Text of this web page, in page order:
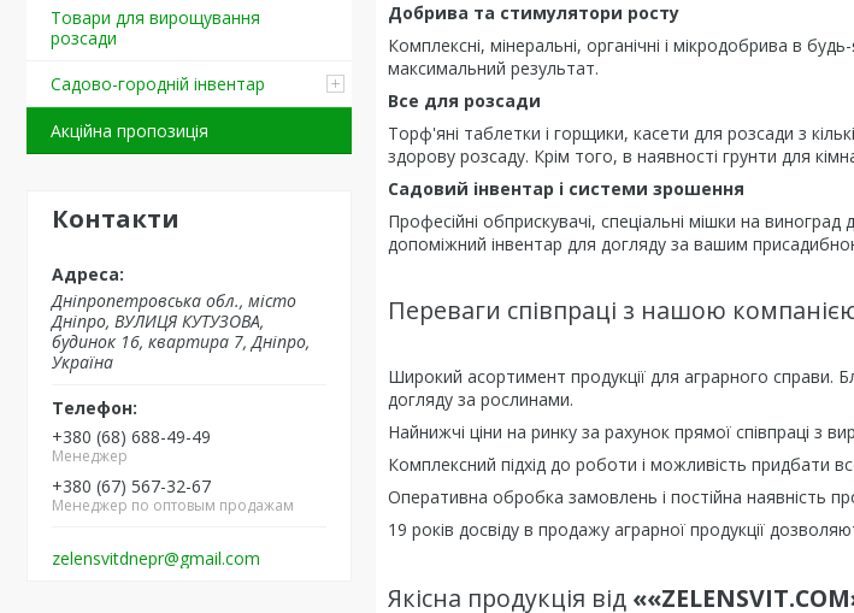
Товари для вирощування
розсади
Садово-городній інвентар
Акційна пропозиція
Контакти
Дніпропетровська обл., місто
Дніпро, ВУЛИЦЯ КУТУЗОВА,
будинок 16, квартира 7, Дніпро,
Україна
+380 (68) 688-49-49
Менеджер
+380 (67) 567-32-67
Менеджер по оптовым продажам
zelensvitdnepr@gmail.com
Добрива та стимулятори росту
Комплексні, мінеральні, органічні і мікродобрива в
максимальний результат.
Все для розсади
Торф'яні таблетки і горщики, касети для розсади з
здорову розсаду. Крім того, в наявності грунти для
Садовий інвентар і системи зрошення
Професійні обприскувачі, спеціальні мішки на
допоміжний інвентар для догляду за вашим
Переваги співпраці з нашою
Широкий асортимент продукції для аграрного справи.
догляду за рослинами.
Найнижчі ціни на ринку за рахунок прямої співпраці з
Комплексний підхід до роботи і можливість придбати
Оперативна обробка замовлень і постійна наявність
19 років досвіду в продажу аграрної продукції
Якісна продукція від